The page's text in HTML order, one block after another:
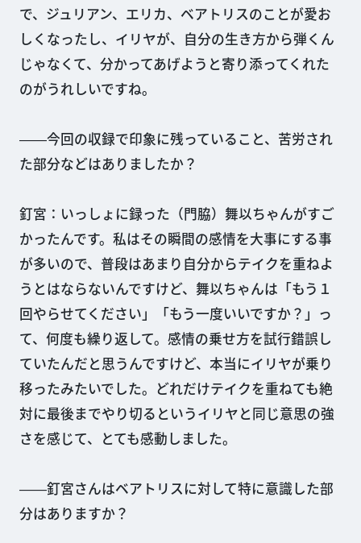
で、ジュリアン、エリカ、ベアトリスのことが愛お
しくなったし、イリヤが、自分の生き方から弾くん
じゃなくて、分かってあげようと寄り添ってくれた
のがうれしいですね。
――今回の収録で印象に残っていること、苦労され
た部分などはありましたか？
釘宮：いっしょに録った（門脇）舞以ちゃんがすご
かったんです。私はその瞬間の感情を大事にする事
が多いので、普段はあまり自分からテイクを重ねよ
うとはならないんですけど、舞以ちゃんは「もう１
回やらせてください」「もう一度いいですか？」っ
て、何度も繰り返して。感情の乗せ方を試行錯誤し
ていたんだと思うんですけど、本当にイリヤが乗り
移ったみたいでした。どれだけテイクを重ねても絶
対に最後までやり切るというイリヤと同じ意思の強
さを感じて、とても感動しました。
――釘宮さんはベアトリスに対して特に意識した部
分はありますか？